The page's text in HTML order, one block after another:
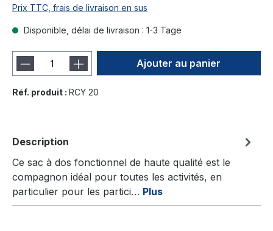
Prix TTC, frais de livraison en sus
Disponible, délai de livraison : 1-3 Tage
Ajouter au panier
Réf. produit : RCY 20
Description
Ce sac à dos fonctionnel de haute qualité est le
compagnon idéal pour toutes les activités, en
particulier pour les partici… Plus